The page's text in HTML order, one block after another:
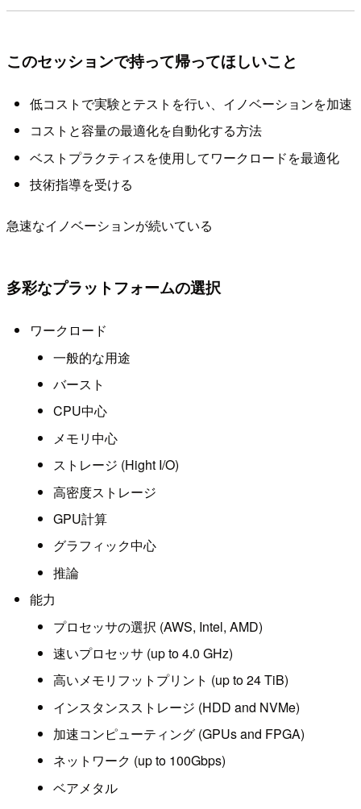
このセッションで持って帰ってほしいこと
低コストで実験とテストを行い、イノベーションを加速
コストと容量の最適化を自動化する方法
ベストプラクティスを使用してワークロードを最適化
技術指導を受ける
急速なイノベーションが続いている
多彩なプラットフォームの選択
ワークロード
一般的な用途
バースト
CPU中心
メモリ中心
ストレージ (Hight I/O)
高密度ストレージ
GPU計算
グラフィック中心
推論
能力
プロセッサの選択 (AWS, Intel, AMD)
速いプロセッサ (up to 4.0 GHz)
高いメモリフットプリント (up to 24 TiB)
インスタンスストレージ (HDD and NVMe)
加速コンピューティング (GPUs and FPGA)
ネットワーク (up to 100Gbps)
ベアメタル